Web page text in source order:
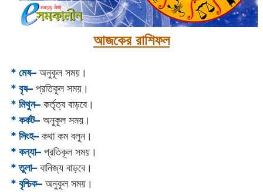
আজকের রাশিফল
* মেষ–অনুকূল সময়।
* বৃষ–প্রতিকূল সময়।
* মিথুন–কর্তৃত্ব বাড়বে।
* কর্কট–অনুকূল সময়।
* সিংহ–কথা কম বলুন।
* কন্যা–প্রতিকূল সময়।
* তুলা–বানিজ্য বাড়বে।
* বৃশ্চিক–অনুকূল সময়।